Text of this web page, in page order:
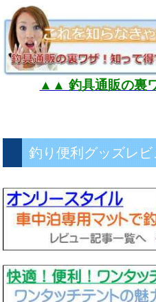
▲▲ 釣具通販の裏
釣り便利グッズレ